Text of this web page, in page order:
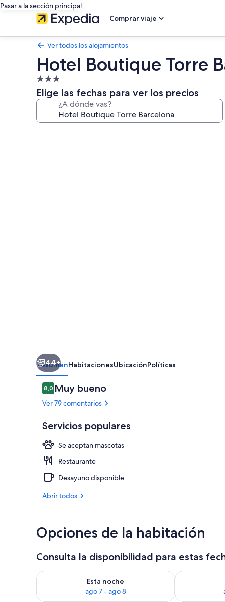
Pasar a la sección principal
Comprar viaje
Ver todos los alojamientos
Hotel Boutique Torre
Alojamiento
de
3.0 estrellas
Elige las fechas para ver los precios
¿A dónde vas?
44+
ResumenHabitacionesUbicaciónPolíticas
Comentarios
8,08,0 de 10
Muy bueno
Ver 79 comentarios
Servicios populares
Se aceptan mascotas
Restaurante
Desayuno disponible
Abrir todos
Opciones de la habitación
Consulta la disponibilidad para estas
Esta noche
ago 7 - ago 8
Consulta la disponibilidad para esta noche, ago 7 -
Consulta la